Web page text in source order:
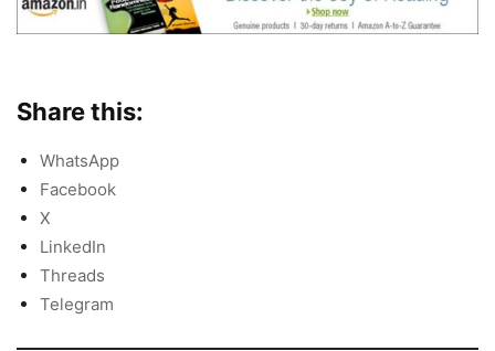
Share this:
WhatsApp
Facebook
X
LinkedIn
Threads
Telegram